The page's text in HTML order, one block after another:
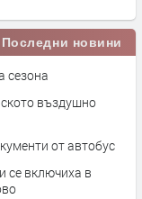
Последни новини
сезона
въздушно
от автобус
се включиха в